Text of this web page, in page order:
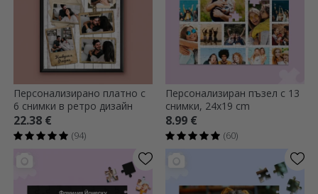
Персонализирано платно с
6 снимки в ретро дизайн
22.38 €
(94)
Персонализиран пъзел с 13
снимки, 24x19 cm
8.99 €
(60)